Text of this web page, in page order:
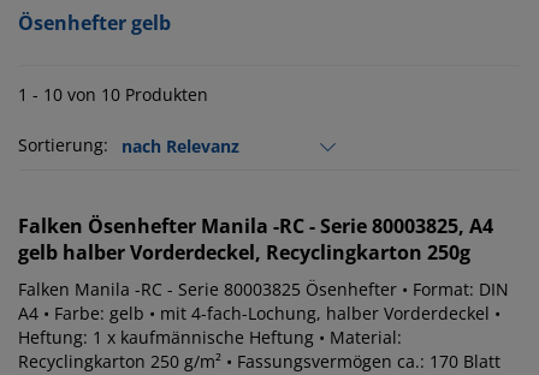
Ösenhefter gelb
1 - 10 von 10 Produkten
Sortierung:
Falken Ösenhefter Manila -RC - Serie 80003825, A4
gelb halber Vorderdeckel, Recyclingkarton 250g
Falken Manila -RC - Serie 80003825 Ösenhefter • Format: DIN
A4 • Farbe: gelb • mit 4-fach-Lochung, halber Vorderdeckel •
Heftung: 1 x kaufmännische Heftung • Material:
Recyclingkarton 250 g/m² • Fassungsvermögen ca.: 170 Blatt